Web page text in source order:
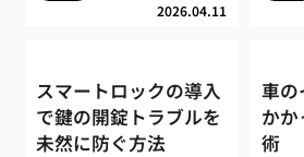
2026.04.11
スマートロックの導入
で鍵の開錠トラブルを
未然に防ぐ方法
車の
か
術